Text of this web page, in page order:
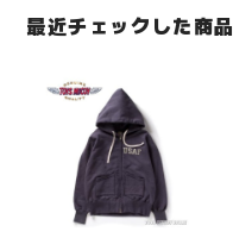
最近チェックした商品